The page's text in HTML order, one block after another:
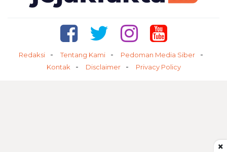
Redaksi Tentang Kami
Pedoman Media Siber
Kontak
Disclaimer Privacy Policy
×